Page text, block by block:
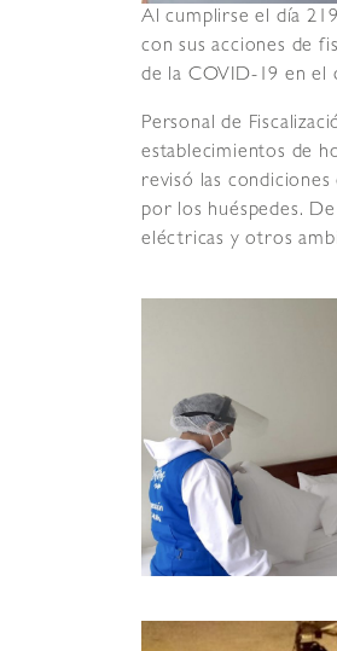
Al cumplirse el día
con sus acciones de
de la COVID-19 en el
Personal de
establecimientos de
revisó las
por los huéspedes.
eléctricas y otros